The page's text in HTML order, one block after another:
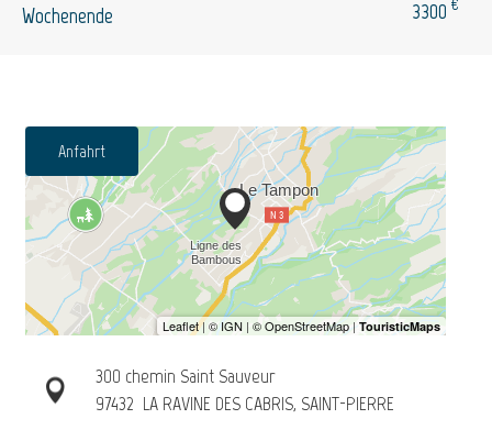
Wochenende 3300 €
Anfahrt
300 chemin Saint Sauveur
97432 LA RAVINE DES CABRIS, SAINT-PIERRE